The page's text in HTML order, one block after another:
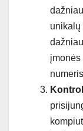
unikalų
įmonės